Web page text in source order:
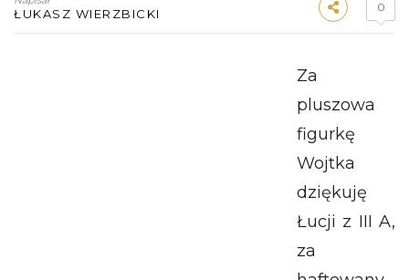
ŁUKASZ WIERZBICKI 0
Za
pluszowa
figurkę
Wojtka
dziękuję
Łucji z III A,
za